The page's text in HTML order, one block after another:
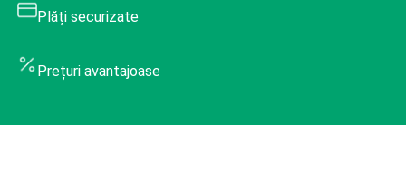
Plăți securizate
Prețuri avantajoase